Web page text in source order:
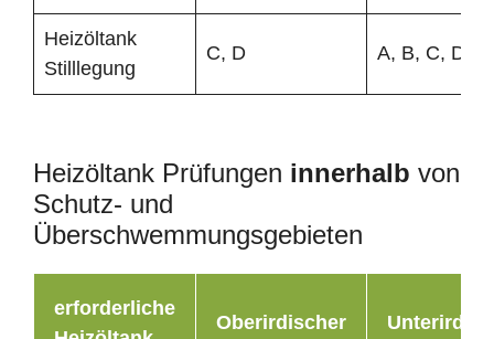
Heizöltank
Stilllegung
C, D A, B, C, D
Heizöltank Prüfungen innerhalb von
Schutz- und
Überschwemmungsgebieten
erforderliche
Oberirdischer